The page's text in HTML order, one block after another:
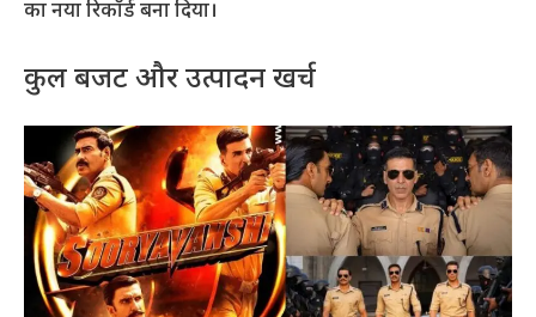
का नया रिकॉर्ड बना दिया।
कुल बजट और उत्पादन खर्च